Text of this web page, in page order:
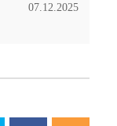
07.12.2025